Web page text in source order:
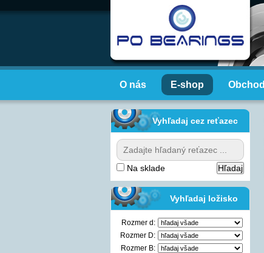
O nás E-shop
Vyhľadaj cez reťazec
Na sklade
Vyhľadaj ložisko
Rozmer d:
Rozmer D:
Rozmer B: